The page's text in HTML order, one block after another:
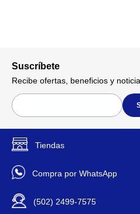
Suscríbete
Recibe ofertas, beneficios y
Tiendas
Compra por WhatsApp
(502) 2499-7575